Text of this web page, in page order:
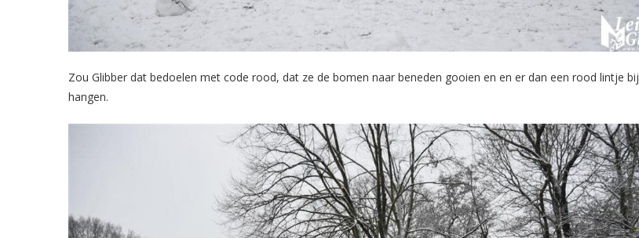
Zou Glibber dat bedoelen met code rood, dat ze de bomen naar beneden gooien en en er dan een rood lintje bij
hangen.